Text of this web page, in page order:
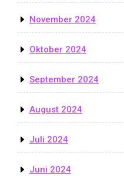
November 2024
Oktober 2024
September 2024
August 2024
Juli 2024
Juni 2024